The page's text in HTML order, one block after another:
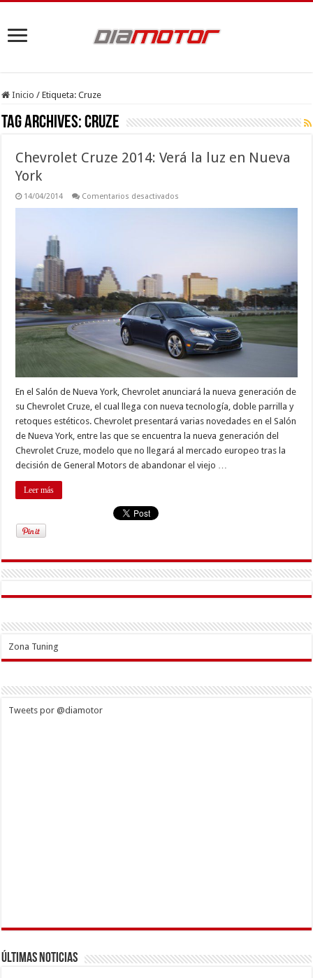
Inicio / Etiqueta:Cruze
Tag Archives:Cruze
Chevrolet Cruze 2014: Verá la luz en Nueva
York
14/04/2014 Comentarios desactivados
York
En el Salón de Nueva York, Chevrolet anunciará la nueva generación de
su Chevrolet Cruze, el cual llega con nueva tecnología, doble parrilla y
retoques estéticos. Chevrolet presentará varias novedades en el Salón
de Nueva York, entre las que se encuentra la nueva generación del
Chevrolet Cruze, modelo que no llegará al mercado europeo tras la
decisión de General Motors de abandonar el viejo …
Leer más
Zona Tuning
Tweets por @diamotor
Últimas Noticias